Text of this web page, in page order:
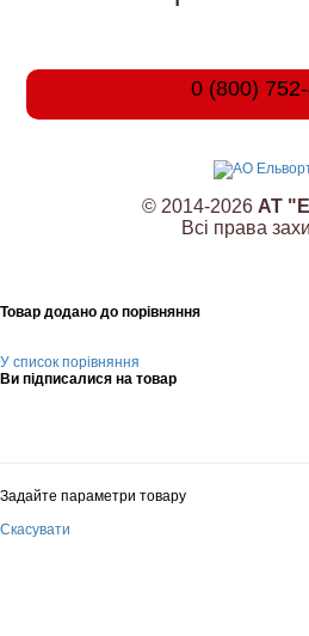
0 (800)
© 2014-2026 АТ
Всі права
Товар додано до порівняння
У список порівняння
Ви підписалися на товар
Задайте параметри товару
Скасувати